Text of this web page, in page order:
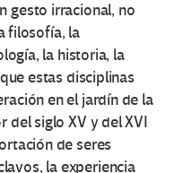
gesto irracional, no
filosofía, la
la historia, la
estas disciplinas
en el jardín de la
del siglo XV y del XVI
de seres
la experiencia